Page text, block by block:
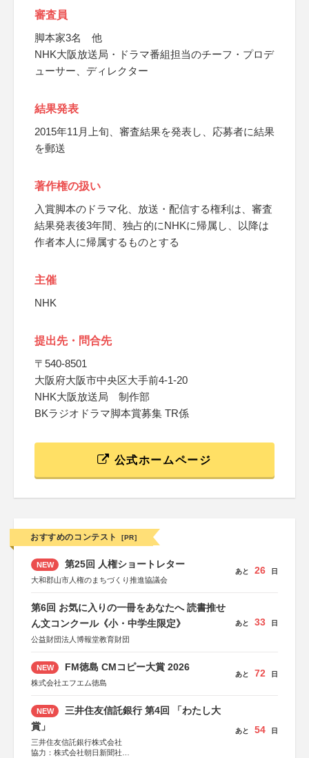
審査員
脚本家3名 他
NHK大阪放送局・ドラマ番組担当のチーフ・プロデ
ューサー、ディレクター
結果発表
2015年11月上旬、審査結果を発表し、応募者に結果
を郵送
著作権の扱い
入賞脚本のドラマ化、放送・配信する権利は、審査
結果発表後3年間、独占的にNHKに帰属し、以降は
作者本人に帰属するものとする
主催
NHK
提出先・問合先
〒540-8501
大阪府大阪市中央区大手前4-1-20
NHK大阪放送局 制作部
BKラジオドラマ脚本賞募集 TR係
公式ホームページ
おすすめのコンテスト [PR]
NEW 第25回 人権ショートレター
大和郡山市人権のまちづくり推進協議会
あと 26 日
第6回 お気に入りの一冊をあなたへ 読書推せ
ん文コンクール《小・中学生限定》
公益財団法人博報堂教育財団
あと 33 日
NEW FM徳島 CMコピー大賞 2026
株式会社エフエム徳島
あと 72 日
NEW
三井住友信託銀行 第4回 「わたし大
賞」
三井住友信託銀行株式会社
協力：株式会社朝日新聞社
あと 54 日